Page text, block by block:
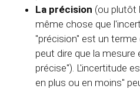
La précision (ou plutôt
même chose que
"précision" est un
peut dire que la mesure
précise"). L'incertitude
en plus ou en moins"